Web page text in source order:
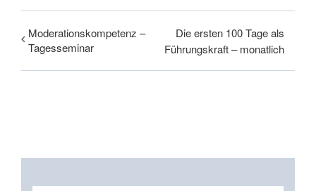
Moderationskompetenz –
Tagesseminar
Die ersten 100 Tage als
Führungskraft – monatlich